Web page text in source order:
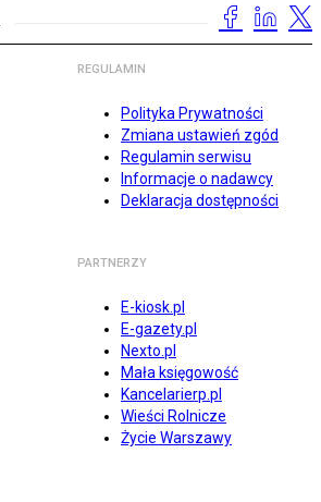
REGULAMIN
Polityka Prywatności
Zmiana ustawień zgód
Regulamin serwisu
Informacje o nadawcy
Deklaracja dostępności
PARTNERZY
E-kiosk.pl
E-gazety.pl
Nexto.pl
Mała księgowość
Kancelarierp.pl
Wieści Rolnicze
Życie Warszawy